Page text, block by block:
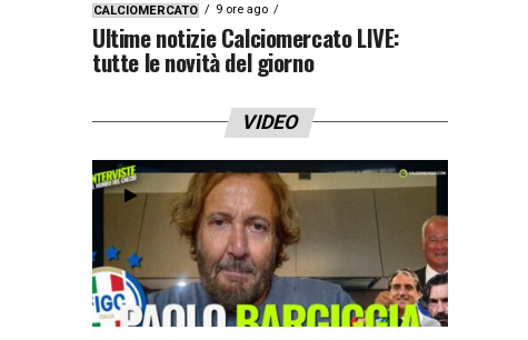
CALCIOMERCATO 9 ore ago
Ultime notizie Calciomercato LIVE:
tutte le novità del giorno
VIDEO